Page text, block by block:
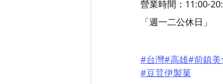
營業時間：11:00-
「週一二公休日」
#台灣#高雄#前鎮美
#豆荳伊製菓